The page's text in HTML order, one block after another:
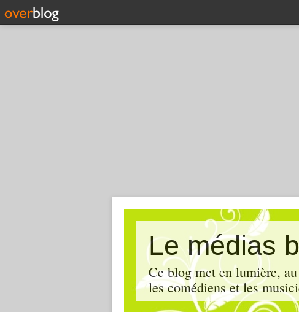
Le médias
Ce blog met en lumière,
les comédiens et les